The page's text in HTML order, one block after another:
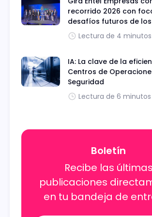
recorrido 2026 con
desafíos futuros de
Lectura de 4 minutos
IA: La clave de la
Centros de
Seguridad
Lectura de 6 minutos
Boletín
Recibe las últimas
publicaciones
en tu bandeja de